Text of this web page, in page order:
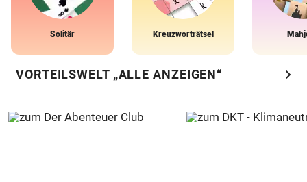
Solitär Kreuzworträtsel
VORTEILSWELT „ALLE ANZEIGEN“ chevron_right